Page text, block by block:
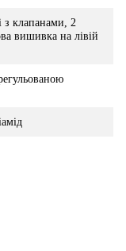
з клапанами, 2
вишивка на лівій